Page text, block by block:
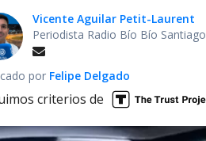
Vicente Aguilar Petit-Laurent
Periodista Radio Bío Bío Santiago
por Felipe Delgado
criterios de